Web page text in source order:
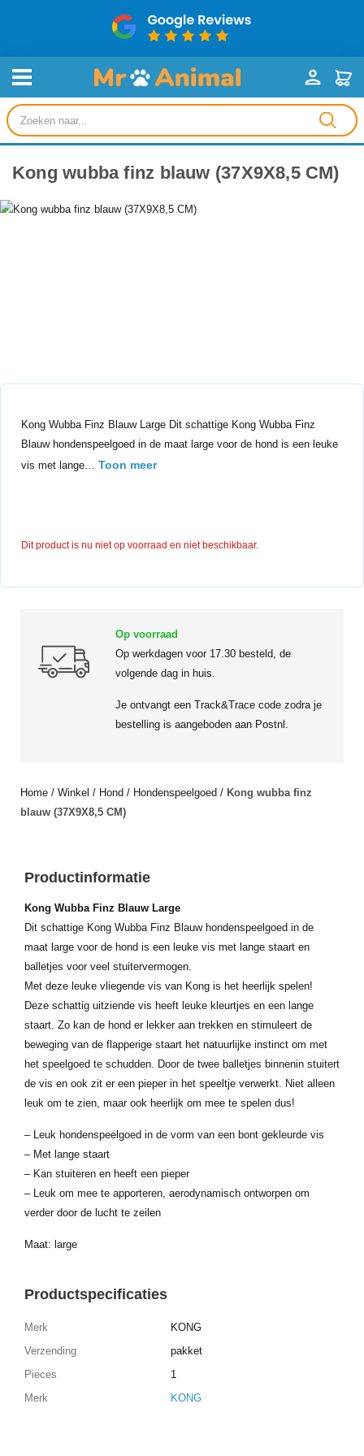
Producten
zoeken
Kong wubba finz blauw (37X9X8,5 CM)
Kong Wubba Finz Blauw Large Dit schattige Kong Wubba Finz
Blauw hondenspeelgoed in de maat large voor de hond is een leuke
vis met lange… Toon meer
Dit product is nu niet op voorraad en niet beschikbaar.
Op voorraad
Op werkdagen voor 17.30 besteld, de
volgende dag in huis.
Je ontvangt een Track&Trace code zodra je
bestelling is aangeboden aan Postnl.
Home / Winkel / Hond / Hondenspeelgoed / Kong wubba finz
blauw (37X9X8,5 CM)
Productinformatie
Kong Wubba Finz Blauw Large
Dit schattige Kong Wubba Finz Blauw hondenspeelgoed in de
maat large voor de hond is een leuke vis met lange staart en
balletjes voor veel stuitervermogen.
Met deze leuke vliegende vis van Kong is het heerlijk spelen!
Deze schattig uitziende vis heeft leuke kleurtjes en een lange
staart. Zo kan de hond er lekker aan trekken en stimuleert de
beweging van de flapperige staart het natuurlijke instinct om met
het speelgoed te schudden. Door de twee balletjes binnenin stuitert
de vis en ook zit er een pieper in het speeltje verwerkt. Niet alleen
leuk om te zien, maar ook heerlijk om mee te spelen dus!
– Leuk hondenspeelgoed in de vorm van een bont gekleurde vis
– Met lange staart
– Kan stuiteren en heeft een pieper
– Leuk om mee te apporteren, aerodynamisch ontworpen om
verder door de lucht te zeilen
Maat: large
Productspecificaties
Merk
KONG
Verzending
pakket
Pieces
1
Merk
KONG